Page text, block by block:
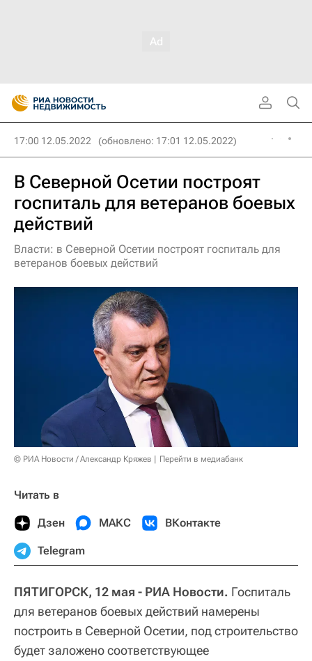
17:00 12.05.2022 (обновлено: 17:01 12.05.2022)
В Северной Осетии построят
госпиталь для ветеранов боевых
действий
Власти: в Северной Осетии построят госпиталь для
ветеранов боевых действий
© РИА Новости / Александр Кряжев Перейти в медиабанк
Читать в
Дзен МАКС ВКонтакте
Telegram
ПЯТИГОРСК, 12 мая - РИА Новости. Госпиталь
для ветеранов боевых действий намерены
построить в Северной Осетии, под строительство
будет заложено соответствующее